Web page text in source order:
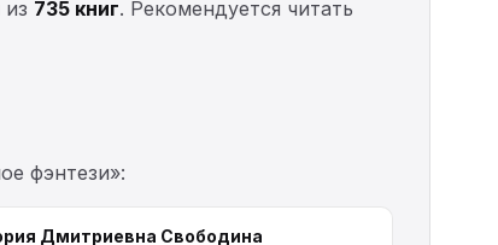
735 книг. Рекомендуется читать
фэнтези»:
Дмитриевна Свободина